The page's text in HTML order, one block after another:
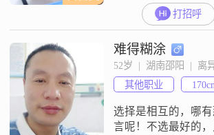
打招呼
难得糊涂
52岁  |  湖南邵阳  |  离
其他职业
选择是相互的，哪
言呢！不选最好的